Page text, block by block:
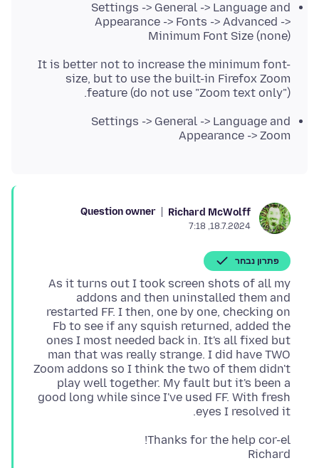
Settings -> General -> Language and
Appearance -> Fonts -> Advanced ->
Minimum Font Size (none)
It is better not to increase the minimum font-
size, but to use the built-in Firefox Zoom
feature (do not use "Zoom text only").
Settings -> General -> Language and
Appearance -> Zoom
Richard McWolff
Question owner
18.7.2024, 7:18
פתרון נבחר
As it turns out I took screen shots of all my
addons and then uninstalled them and
restarted FF. I then, one by one, checking on
Fb to see if any squish returned, added the
ones I most needed back in. It's all fixed but
man that was really strange. I did have TWO
Zoom addons so I think the two of them didn't
play well together. My fault but it's been a
good long while since I've used FF. With fresh
eyes I resolved it.
Richard